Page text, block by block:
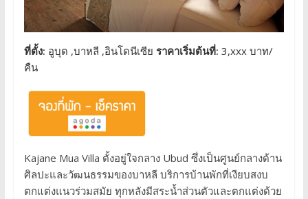
ที่ตั้ง: อูบุด ,บาหลี ,อินโดนีเซีย ราคาเริ่มต้นที่: 3,xxx บาท/
คืน
Kajane Mua Villa ตั้งอยู่ใจกลาง Ubud ซึ่งเป็นศูนย์กลางด้าน
ศิลปะและวัฒนธรรมของบาหลี บริการบ้านพักที่เงียบสงบ
ตกแต่งแนวร่วมสมัย ทุกหลังมีสระน้ำส่วนตัวและตกแต่งด้วย